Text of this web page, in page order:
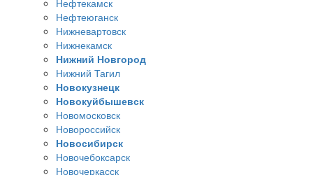
Нефтекамск
Нефтеюганск
Нижневартовск
Нижнекамск
Нижний Новгород
Нижний Тагил
Новокузнецк
Новокуйбышевск
Новомосковск
Новороссийск
Новосибирск
Новочебоксарск
Новочеркасск